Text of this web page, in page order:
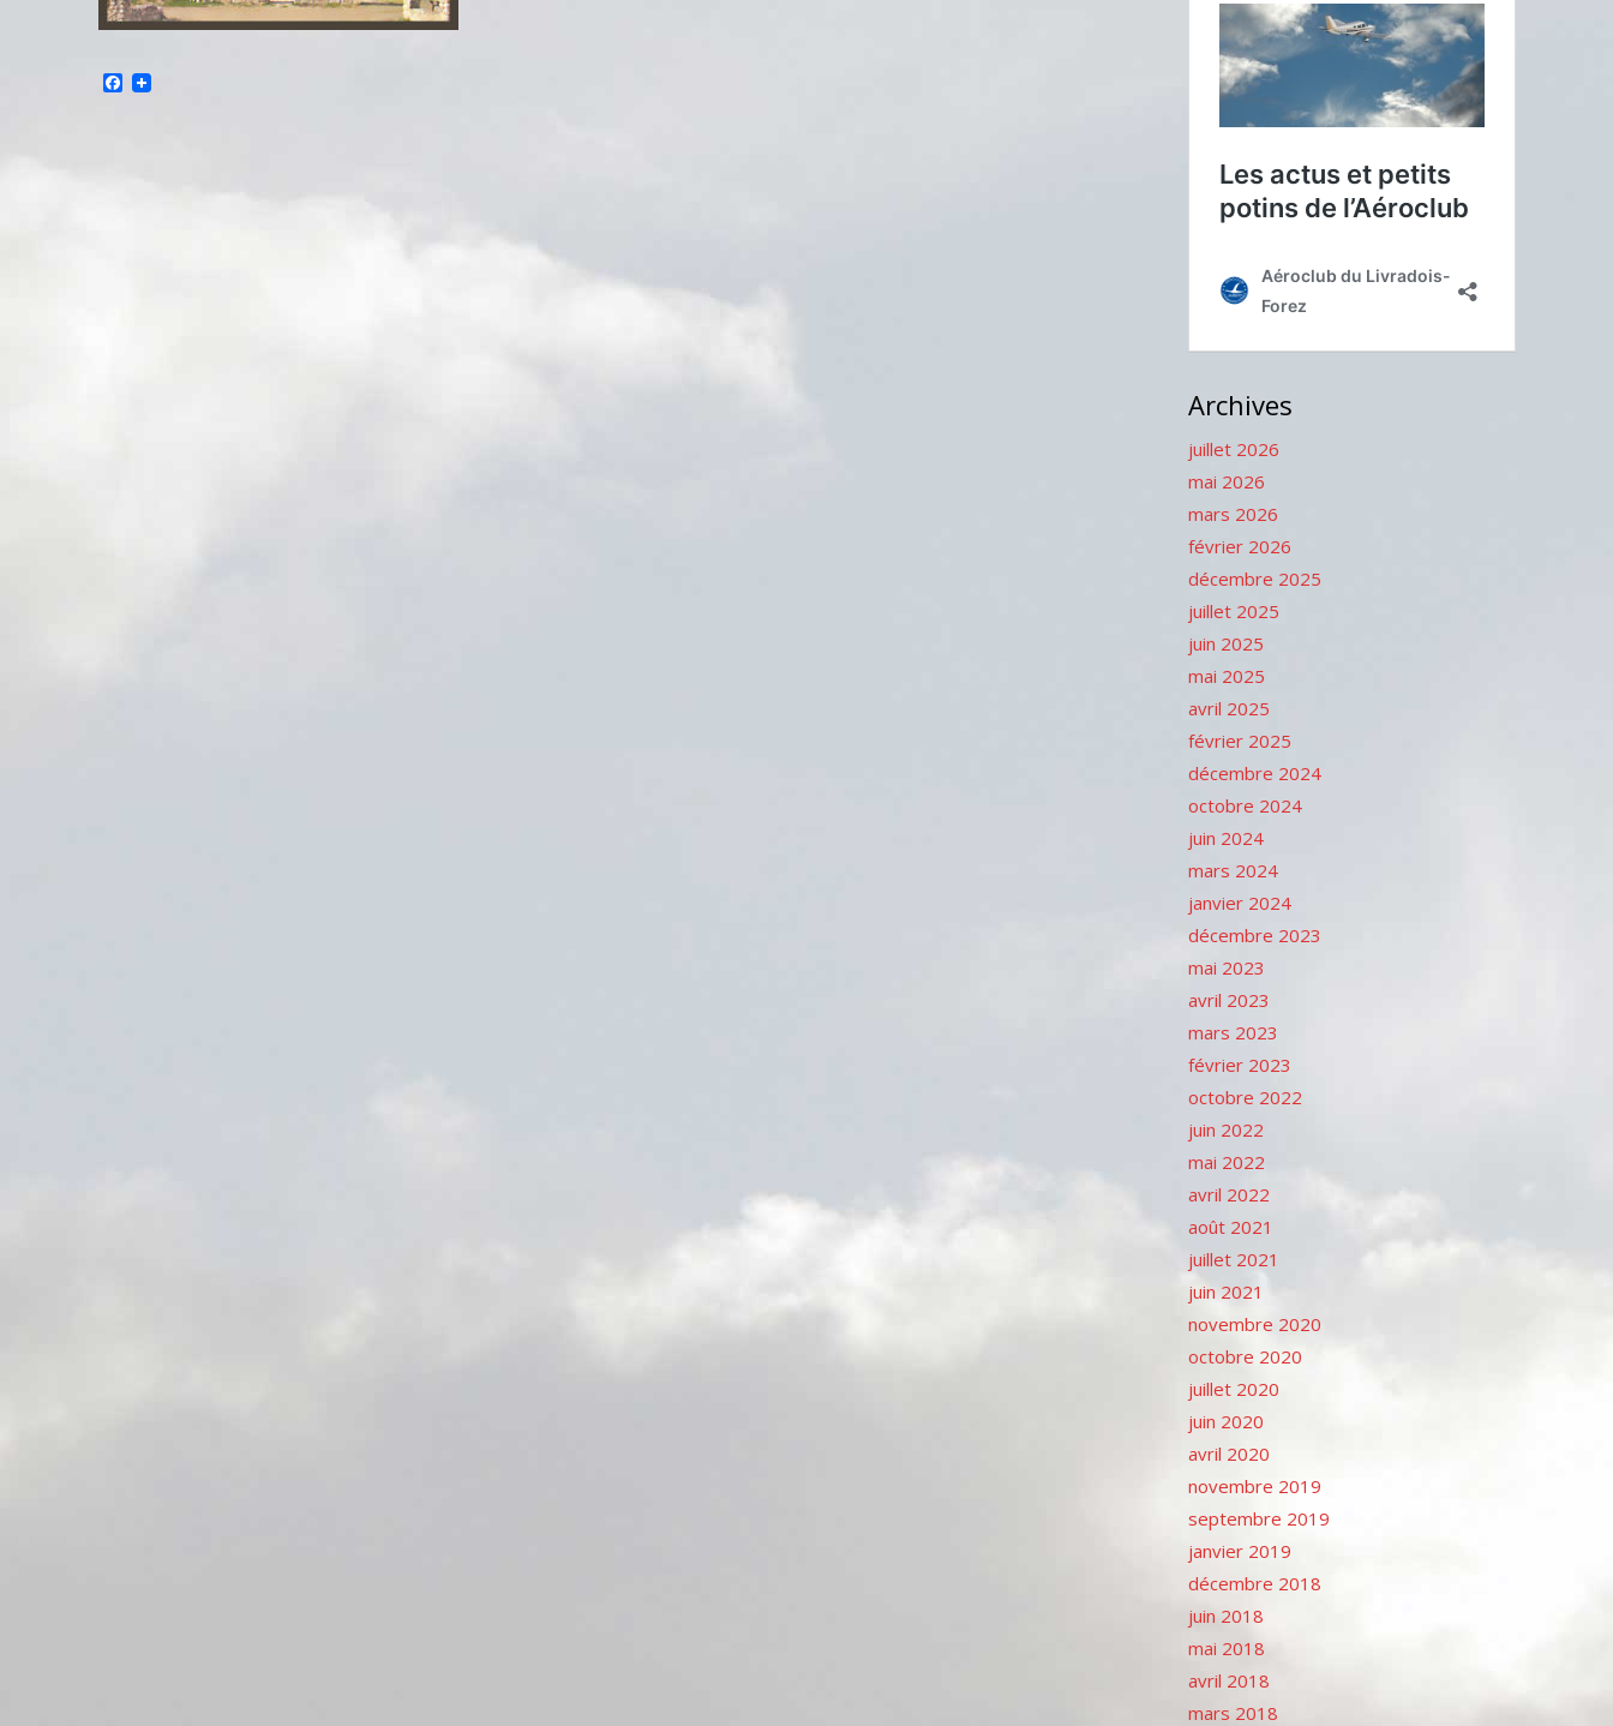
Facebook
Archives
juillet 2026
mai 2026
mars 2026
février 2026
décembre 2025
juillet 2025
juin 2025
mai 2025
avril 2025
février 2025
décembre 2024
octobre 2024
juin 2024
mars 2024
janvier 2024
décembre 2023
mai 2023
avril 2023
mars 2023
février 2023
octobre 2022
juin 2022
mai 2022
avril 2022
août 2021
juillet 2021
juin 2021
novembre 2020
octobre 2020
juillet 2020
juin 2020
avril 2020
novembre 2019
septembre 2019
janvier 2019
décembre 2018
juin 2018
mai 2018
avril 2018
mars 2018